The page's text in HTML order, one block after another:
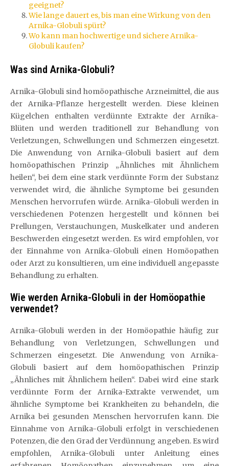
geeignet?
Wie lange dauert es, bis man eine Wirkung von den
Arnika-Globuli spürt?
Wo kann man hochwertige und sichere Arnika-
Globuli kaufen?
Was sind Arnika-Globuli?
Arnika-Globuli sind homöopathische Arzneimittel, die aus
der Arnika-Pflanze hergestellt werden. Diese kleinen
Kügelchen enthalten verdünnte Extrakte der Arnika-
Blüten und werden traditionell zur Behandlung von
Verletzungen, Schwellungen und Schmerzen eingesetzt.
Die Anwendung von Arnika-Globuli basiert auf dem
homöopathischen Prinzip „Ähnliches mit Ähnlichem
heilen“, bei dem eine stark verdünnte Form der Substanz
verwendet wird, die ähnliche Symptome bei gesunden
Menschen hervorrufen würde. Arnika-Globuli werden in
verschiedenen Potenzen hergestellt und können bei
Prellungen, Verstauchungen, Muskelkater und anderen
Beschwerden eingesetzt werden. Es wird empfohlen, vor
der Einnahme von Arnika-Globuli einen Homöopathen
oder Arzt zu konsultieren, um eine individuell angepasste
Behandlung zu erhalten.
Wie werden Arnika-Globuli in der Homöopathie
verwendet?
Arnika-Globuli werden in der Homöopathie häufig zur
Behandlung von Verletzungen, Schwellungen und
Schmerzen eingesetzt. Die Anwendung von Arnika-
Globuli basiert auf dem homöopathischen Prinzip
„Ähnliches mit Ähnlichem heilen“. Dabei wird eine stark
verdünnte Form der Arnika-Extrakte verwendet, um
ähnliche Symptome bei Krankheiten zu behandeln, die
Arnika bei gesunden Menschen hervorrufen kann. Die
Einnahme von Arnika-Globuli erfolgt in verschiedenen
Potenzen, die den Grad der Verdünnung angeben. Es wird
empfohlen, Arnika-Globuli unter Anleitung eines